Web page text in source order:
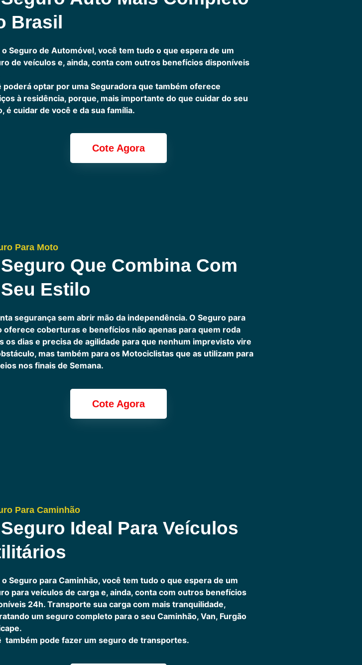
Brasil
o Seguro de Automóvel, você tem tudo o que espera de um
de veículos e, ainda, conta com outros benefícios disponíveis
poderá optar por uma Seguradora que também oferece
à residência, porque, mais importante do que cuidar do seu
é cuidar de você e da sua família.
Cote Agora
Para Moto
Que Combina Com
Estilo
segurança sem abrir mão da independência. O Seguro para
oferece coberturas e benefícios não apenas para quem roda
os dias e precisa de agilidade para que nenhum imprevisto vire
mas também para os Motociclistas que as utilizam para
nos finais de Semana.
Cote Agora
Para Caminhão
Ideal Para Veículos
o Seguro para Caminhão, você tem tudo o que espera de um
para veículos de carga e, ainda, conta com outros benefícios
24h.Transporte sua carga com mais tranquilidade,
um seguro completo para o seu Caminhão, Van, Furgão
também pode fazer um seguro de transportes.